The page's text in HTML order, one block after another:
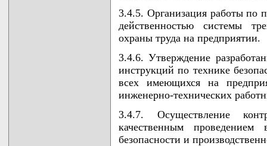
3.4.5. Организация работы по
действенностью системы
охраны труда на предприятии.
3.4.6. Утверждение
инструкций по технике
всех имеющихся на
инженерно-технических
3.4.7. Осуществление
качественным
безопасности и